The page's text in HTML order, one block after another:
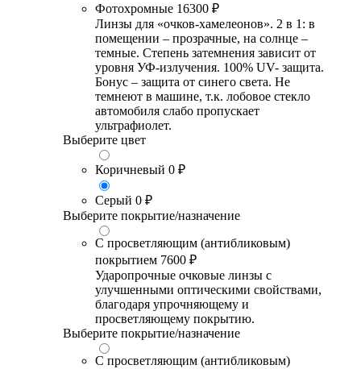
Фотохромные 16300 ₽
Линзы для «очков-хамелеонов». 2 в 1: в
помещении – прозрачные, на солнце –
темные. Степень затемнения зависит от
уровня УФ-излучения. 100% UV- защита.
Бонус – защита от синего света. Не
темнеют в машине, т.к. лобовое стекло
автомобиля слабо пропускает
ультрафиолет.
Выберите цвет
Коричневый 0 ₽
Серый 0 ₽
Выберите покрытие/назначение
С просветляющим (антибликовым)
покрытием 7600 ₽
Ударопрочные очковые линзы с
улучшенными оптическими свойствами,
благодаря упрочняющему и
просветляющему покрытию.
Выберите покрытие/назначение
С просветляющим (антибликовым)